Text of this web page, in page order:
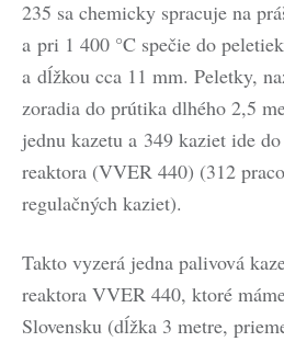
235 sa chemicky spracuje na
a pri 1 400 °C spečie do
a dĺžkou cca 11 mm. Peletky,
zoradia do prútika dlhého 2,5
jednu kazetu a 349 kaziet ide
reaktora (VVER 440) (312
regulačných kaziet).
Takto vyzerá jedna palivová
reaktora VVER 440, ktoré
Slovensku (dĺžka 3 metre,